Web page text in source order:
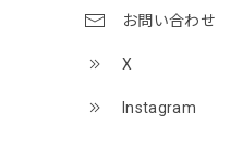
お問い合わせ
X
Instagram